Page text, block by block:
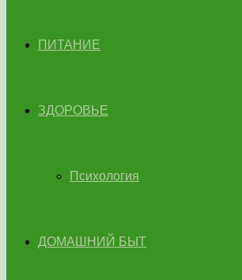
ПИТАНИЕ
ЗДОРОВЬЕ
Психология
ДОМАШНИЙ БЫТ